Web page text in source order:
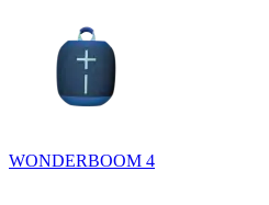
WONDERBOOM 4